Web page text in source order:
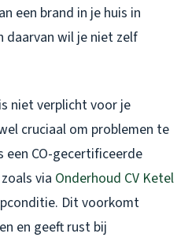
een brand in je huis in
daarvan wil je niet zelf
niet verplicht voor je
cruciaal om problemen te
een CO-gecertificeerde
via Onderhoud CV Ketel
Dit voorkomt
en geeft rust bij